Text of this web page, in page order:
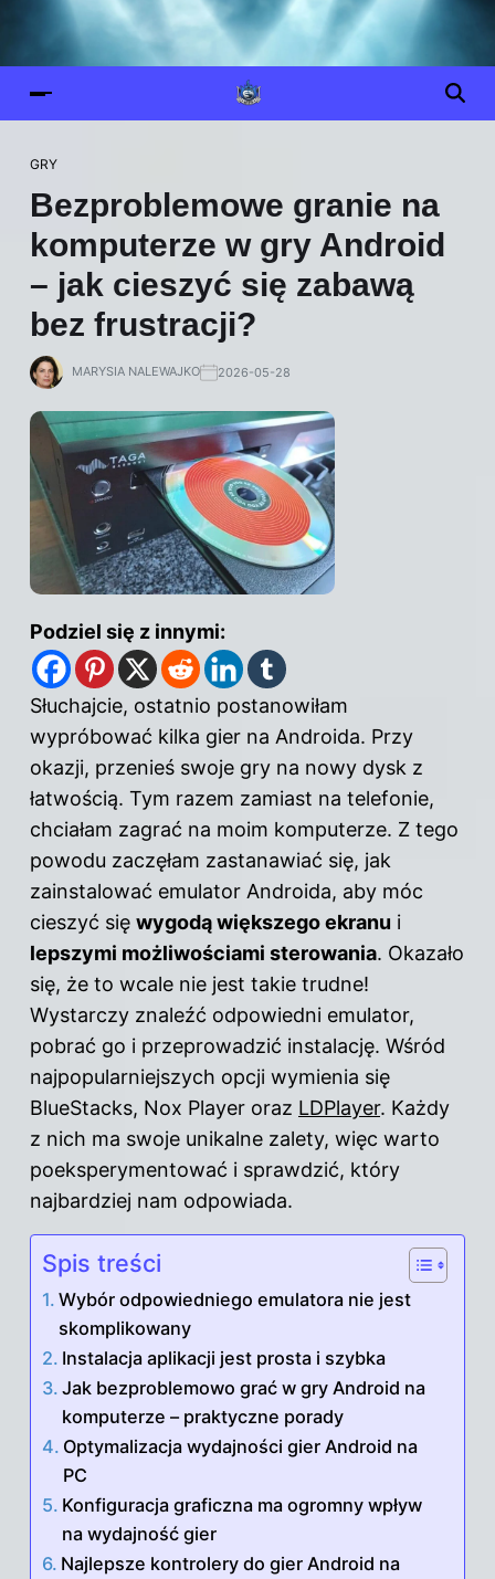
GRY
Bezproblemowe granie na
komputerze w gry Android
– jak cieszyć się zabawą
bez frustracji?
MARYSIA NALEWAJKO 2026-05-28
Podziel się z innymi:
Słuchajcie, ostatnio postanowiłam
wypróbować kilka gier na Androida. Przy
okazji, przenieś swoje gry na nowy dysk z
łatwością. Tym razem zamiast na telefonie,
chciałam zagrać na moim komputerze. Z tego
powodu zaczęłam zastanawiać się, jak
zainstalować emulator Androida, aby móc
cieszyć się wygodą większego ekranu i
lepszymi możliwościami sterowania. Okazało
się, że to wcale nie jest takie trudne!
Wystarczy znaleźć odpowiedni emulator,
pobrać go i przeprowadzić instalację. Wśród
najpopularniejszych opcji wymienia się
BlueStacks, Nox Player oraz LDPlayer. Każdy
z nich ma swoje unikalne zalety, więc warto
poeksperymentować i sprawdzić, który
najbardziej nam odpowiada.
Spis treści
Wybór odpowiedniego emulatora nie jest
skomplikowany
Instalacja aplikacji jest prosta i szybka
Jak bezproblemowo grać w gry Android na
komputerze – praktyczne porady
Optymalizacja wydajności gier Android na
PC
Konfiguracja graficzna ma ogromny wpływ
na wydajność gier
Najlepsze kontrolery do gier Android na